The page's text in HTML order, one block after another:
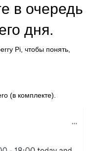
в очередь
дня.
Pi, чтобы понять,
(в комплекте).